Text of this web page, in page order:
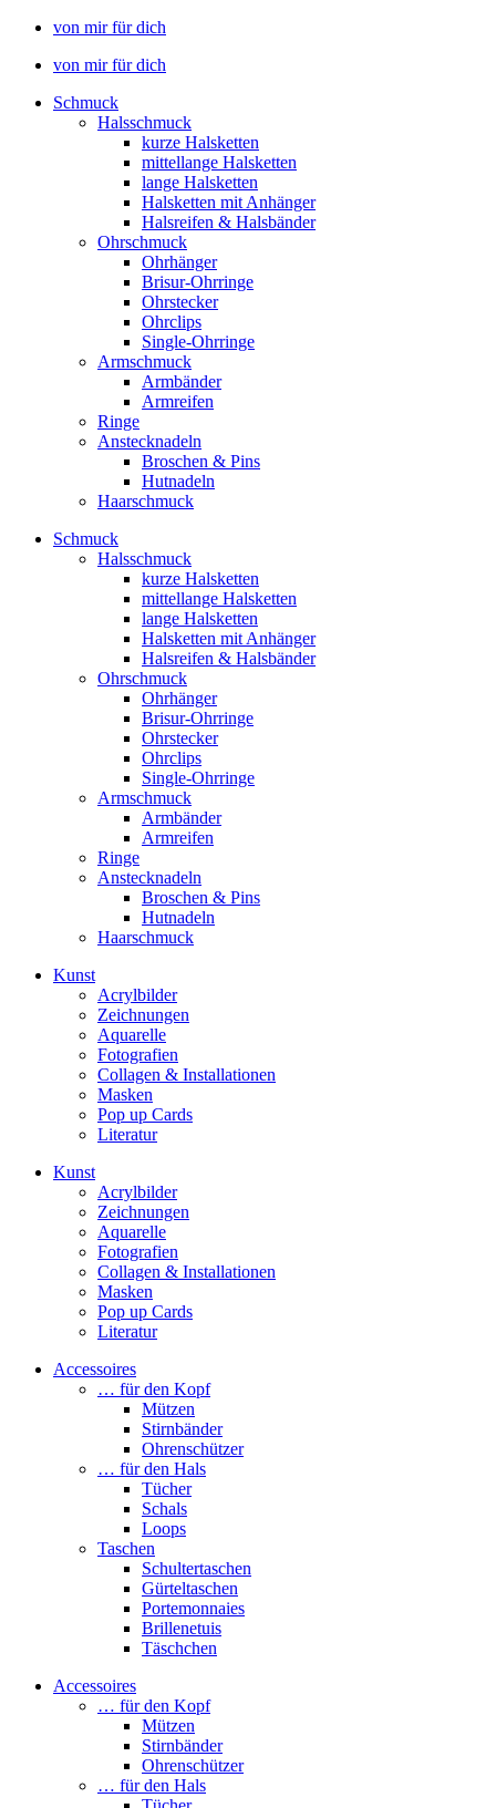
von mir für dich
von mir für dich
Schmuck
Halsschmuck
kurze Halsketten
mittellange Halsketten
lange Halsketten
Halsketten mit Anhänger
Halsreifen & Halsbänder
Ohrschmuck
Ohrhänger
Brisur-Ohrringe
Ohrstecker
Ohrclips
Single-Ohrringe
Armschmuck
Armbänder
Armreifen
Ringe
Anstecknadeln
Broschen & Pins
Hutnadeln
Haarschmuck
Schmuck
Halsschmuck
kurze Halsketten
mittellange Halsketten
lange Halsketten
Halsketten mit Anhänger
Halsreifen & Halsbänder
Ohrschmuck
Ohrhänger
Brisur-Ohrringe
Ohrstecker
Ohrclips
Single-Ohrringe
Armschmuck
Armbänder
Armreifen
Ringe
Anstecknadeln
Broschen & Pins
Hutnadeln
Haarschmuck
Kunst
Acrylbilder
Zeichnungen
Aquarelle
Fotografien
Collagen & Installationen
Masken
Pop up Cards
Literatur
Kunst
Acrylbilder
Zeichnungen
Aquarelle
Fotografien
Collagen & Installationen
Masken
Pop up Cards
Literatur
Accessoires
… für den Kopf
Mützen
Stirnbänder
Ohrenschützer
… für den Hals
Tücher
Schals
Loops
Taschen
Schultertaschen
Gürteltaschen
Portemonnaies
Brillenetuis
Täschchen
Accessoires
… für den Kopf
Mützen
Stirnbänder
Ohrenschützer
… für den Hals